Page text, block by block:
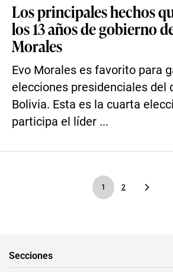
Los principales hechos
los 13 años de gobierno
Morales
Evo Morales es favorito para
elecciones presidenciales del
Bolivia. Esta es la cuarta
participa el líder ...
1 2
Secciones